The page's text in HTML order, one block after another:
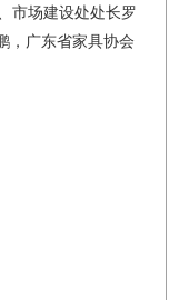
市场建设处处长罗
，广东省家具协会